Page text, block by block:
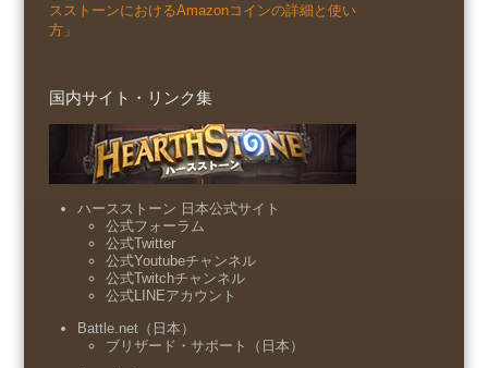
スストーンにおけるAmazonコインの詳細と使い
方」
国内サイト・リンク集
ハースストーン 日本公式サイト
公式フォーラム
公式Twitter
公式Youtubeチャンネル
公式Twitchチャンネル
公式LINEアカウント
Battle.net（日本）
ブリザード・サポート（日本）